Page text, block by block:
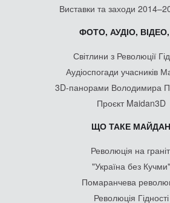
Виставки та заходи
ФОТО, АУДІО, ВІДЕО,
Світлини з Революції
Аудіоспогади учасників
3D-панорами Володимира
Проєкт Maidan3D
ЩО ТАКЕ МАЙДАН
Революція на
"Україна без Кучми"
Помаранчева
Революція Гідності